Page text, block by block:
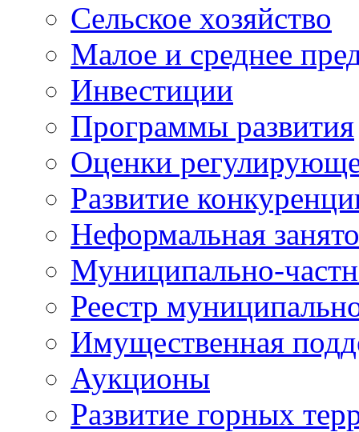
Сельское хозяйство
Малое и среднее
Инвестиции
Программы развития
Оценки
Развитие
Неформальная
Муниципально-
Реестр
Имущественная
Аукционы
Развитие горных